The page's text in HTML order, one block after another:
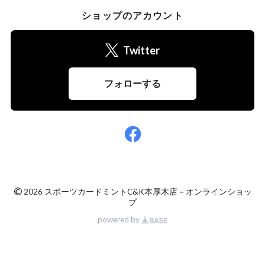
ショップのアカウント
Twitter
フォローする
© 2026 スポーツカードミントC&K本厚木店－オンラインショッ
プ
powered by